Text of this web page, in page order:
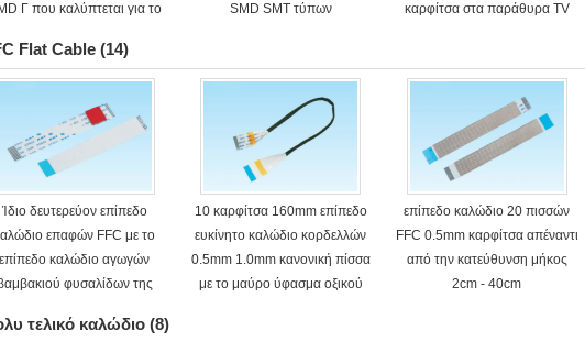
Γ που καλύπτεται για το
SMD SMT τύπων
καρφίτσα στα παράθυρα TV
Flat Cable (14)
Ίδιο δευτερεύον επίπεδο
επαφών FFC με το
επίπεδο καλώδιο αγωγών
φυσαλίδων της
10 καρφίτσα 160mm επίπεδο
ευκίνητο καλώδιο κορδελλών
0.5mm 1.0mm κανονική πίσσα
με το μαύρο ύφασμα οξικού
επίπεδο καλώδιο 20 πισσών
FFC 0.5mm καρφίτσα απέναντι
από την κατεύθυνση μήκος
2cm - 40cm
τελικό καλώδιο (8)